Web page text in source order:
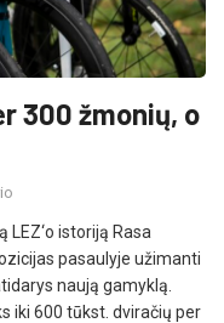
300 žmonių, o
istoriją Rasa
pasaulyje užimanti
naują gamyklą.
iki 600 tūkst. dviračių per